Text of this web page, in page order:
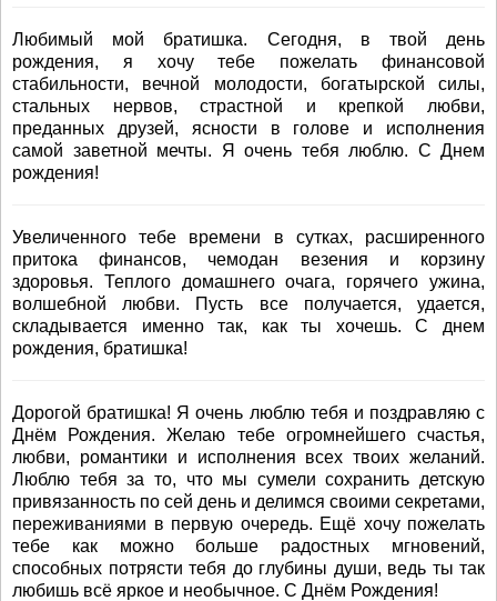
Любимый мой братишка. Сегодня, в твой день
рождения, я хочу тебе пожелать финансовой
стабильности, вечной молодости, богатырской силы,
стальных нервов, страстной и крепкой любви,
преданных друзей, ясности в голове и исполнения
самой заветной мечты. Я очень тебя люблю. С Днем
рождения!
Увеличенного тебе времени в сутках, расширенного
притока финансов, чемодан везения и корзину
здоровья. Теплого домашнего очага, горячего ужина,
волшебной любви. Пусть все получается, удается,
складывается именно так, как ты хочешь. С днем
рождения, братишка!
Дорогой братишка! Я очень люблю тебя и поздравляю с
Днём Рождения. Желаю тебе огромнейшего счастья,
любви, романтики и исполнения всех твоих желаний.
Люблю тебя за то, что мы сумели сохранить детскую
привязанность по сей день и делимся своими секретами,
переживаниями в первую очередь. Ещё хочу пожелать
тебе как можно больше радостных мгновений,
способных потрясти тебя до глубины души, ведь ты так
любишь всё яркое и необычное. С Днём Рождения!